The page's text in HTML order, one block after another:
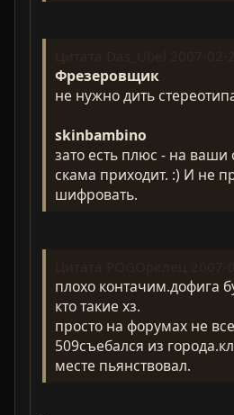
Фрезеровщик
не нужно дить
skinbambino
зато есть плюс - на
скама приходит. :) И не
шифровать.
плохо контачим.дофига
кто такие хз.
просто на форумах не
509съебался из
месте пьянствовал.